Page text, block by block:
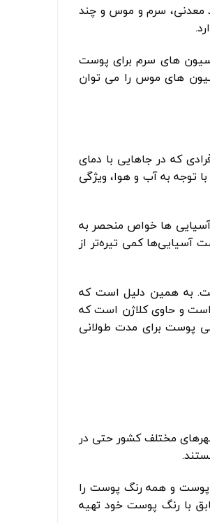
معدنی، سرم و موس و چند
های سرم برای پوست
های موس را می توان
که در جاهایی با دمای
توجه به آب و هوا، ویژگی
ها خواص منحصر به
آسیایی‌ها کمی تیره‌تر از
به همین دلیل است که
و حاوی کلاژن است که
پوست برای مدت طولانی
در شهرهای مختلف کشور حتی در
پوست و همه رنگ پوست را
با رنگ پوست خود تهیه